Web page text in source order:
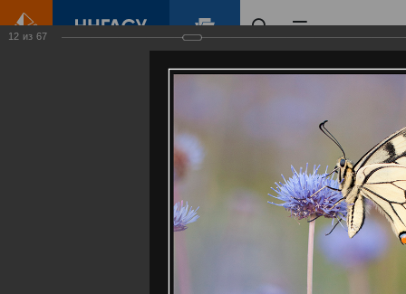
Галерея
Артемовские луга – жемчужина Нижегородского Поволжья
Фотогалерея
12 из 67